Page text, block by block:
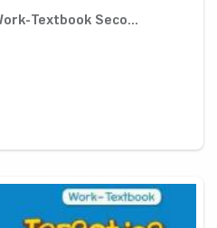
Textbook Seco...